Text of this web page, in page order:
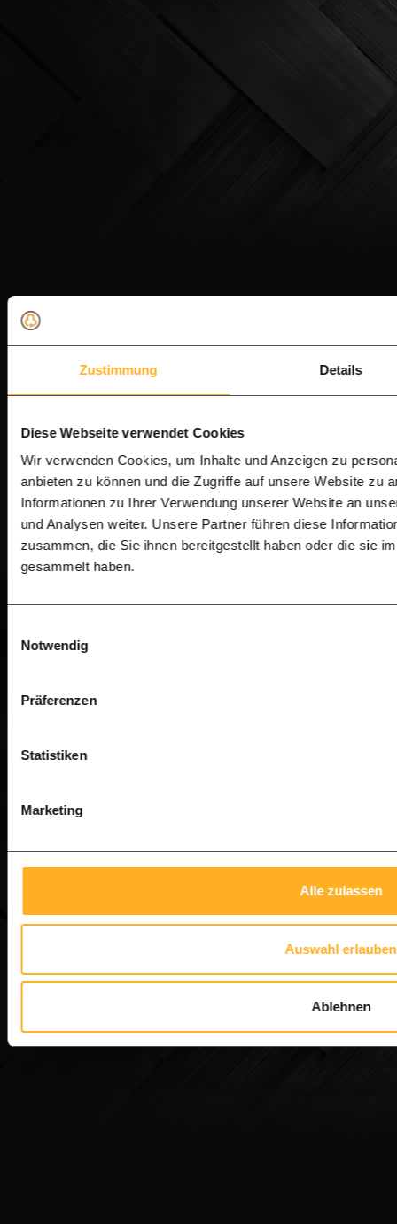
Zustimmung Details
Diese Webseite verwendet Cookies
Wir verwenden Cookies, um Inhalte und Anzeigen zu
anbieten zu können und die Zugriffe auf unsere Website zu
Informationen zu Ihrer Verwendung unserer Website an
und Analysen weiter. Unsere Partner führen diese
zusammen, die Sie ihnen bereitgestellt haben oder die sie
gesammelt haben.
Notwendig
Präferenzen
Statistiken
Marketing
Alle zulassen
Auswahl erlauben
Ablehnen